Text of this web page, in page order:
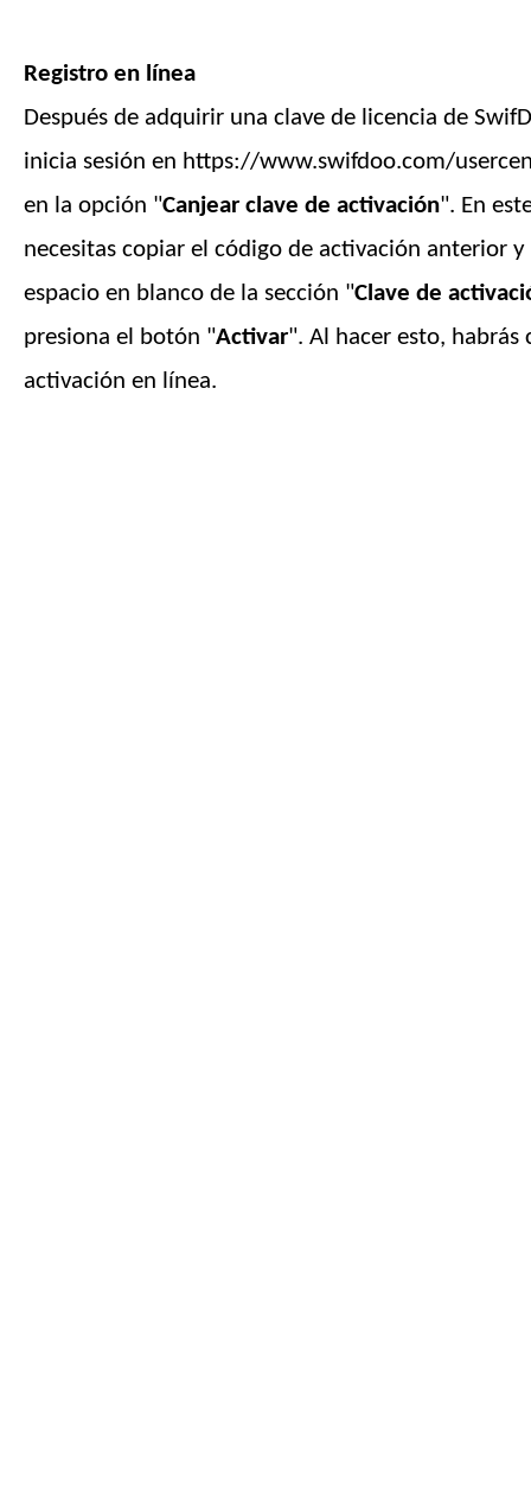
Registro en línea
Después de adquirir una clave de licencia de
inicia sesión en https://www.swifdoo.com/
en la opción "Canjear clave de activación". En
necesitas copiar el código de activación anterior
espacio en blanco de la sección "Clave de
presiona el botón "Activar". Al hacer esto, habrás
activación en línea.